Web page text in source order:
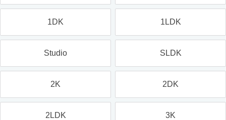
1DK 1LDK
Studio SLDK
2K 2DK
2LDK 3K